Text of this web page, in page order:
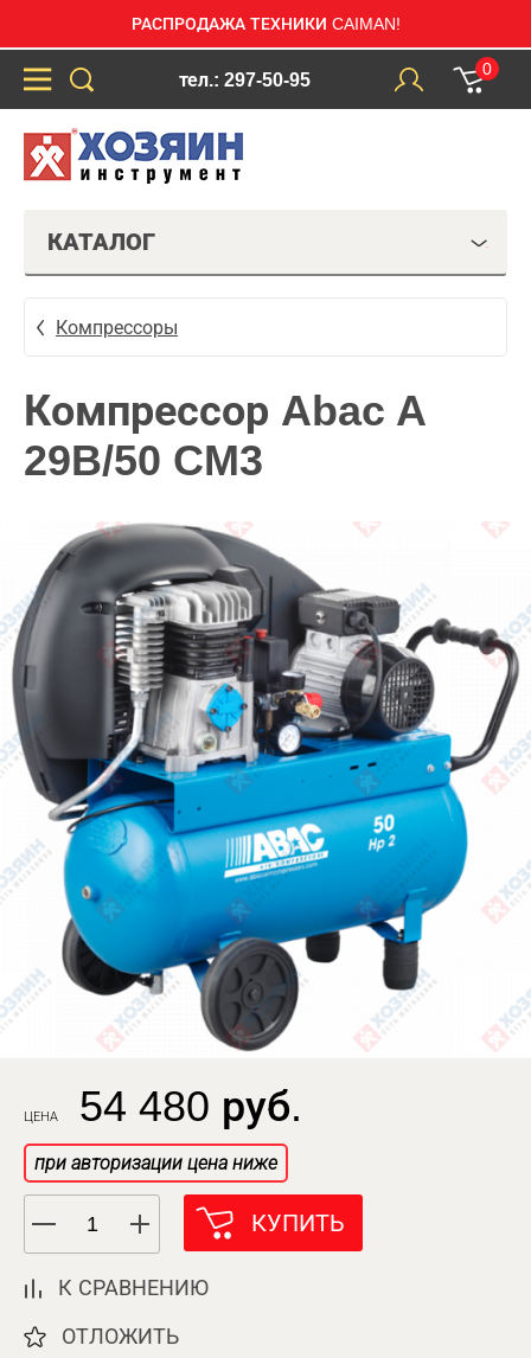
РАСПРОДАЖА ТЕХНИКИ CAIMAN!
тел.: 297-50-95
0
КАТАЛОГ
Компрессоры
Компрессор Abac A
29B/50 CM3
ЦЕНА 54 480 руб.
при авторизации цена ниже
КУПИТЬ
К СРАВНЕНИЮ
ОТЛОЖИТЬ